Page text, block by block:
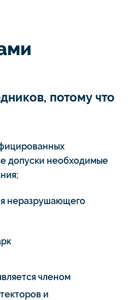
потому что
допуски необходимые
неразрушающего
членом
и